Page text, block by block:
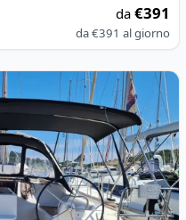
da€391
da€391 al giorno
- Dufour 412 Grand large